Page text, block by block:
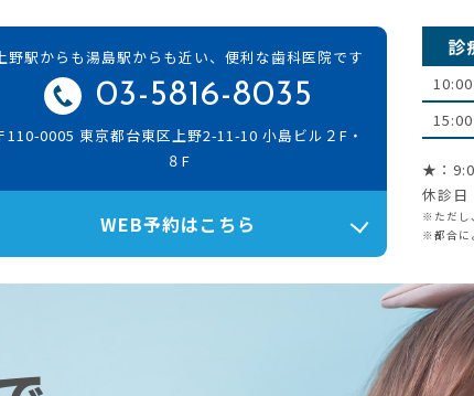
野駅からも湯島駅からも近い、便利な歯科医院です
03-5816-8035
110-0005 東京都台東区上野2-11-10 小島ビル２F・
８F
WEB予約はこちら
診
★：
休診日
※ただし
※都合に